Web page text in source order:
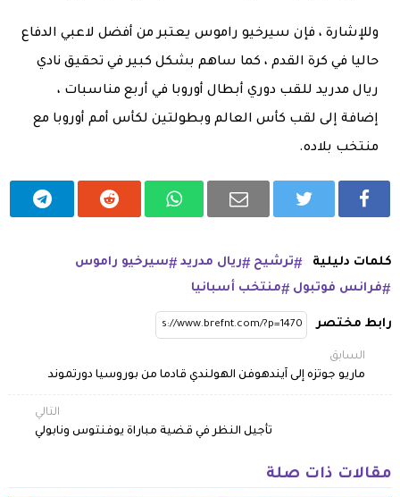
وللإشارة ، فإن سيرخيو راموس يعتبر من أفضل لاعبي الدفاع
حاليا في كرة القدم ، كما ساهم بشكل كبير في تحقيق نادي
ريال مدريد للقب دوري أبطال أوروبا في أربع مناسبات ،
إضافة إلى لقب كأس العالم وبطولتين لكأس أمم أوروبا مع
منتخب بلاده.
كلمات دليلية ترشيح ريال مدريد
سيرخيو راموس
فرانس فوتبول
منتخب أسبانيا
رابط مختصر
السابق
ماريو جوتزه إلى آيندهوفن الهولندي قادما من بوروسيا دورتموند
التالي
تأجيل النظر في قضية مباراة يوفنتوس ونابولي
مقالات ذات صلة